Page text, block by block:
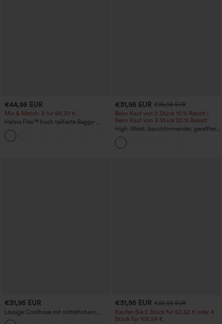
€44,95 EUR
Mix & Match: 3 für 88,30 €
Halara Flex™ hoch taillierte Baggy-
Jeans mit Taschen, weitem Bein,
stonewashed, lässig
€31,95 EUR €35,95 EUR
Beim Kauf von 2 Stück 10 % Rabatt |
Beim Kauf von 3 Stück 20 % Rabatt
High-Waist, bauchformender, geraffter
Midirock mit geschwungenem Saum, 2-
in-1 Fleece/PU, lässig
€31,95 EUR
Lässige Cordhose mit mittelhohem
Bund, Reißverschluss und Seitentaschen
€31,95 EUR €35,95 EUR
Kaufen Sie 2 Stück für 52,62 € oder 4
Stück für 105,24 €.